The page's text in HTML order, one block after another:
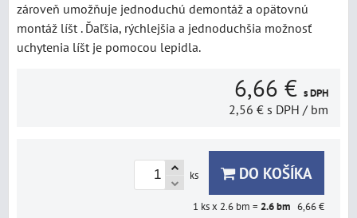
zároveň umožňuje jednoduchú demontáž a opätovnú
montáž líšt . Ďaľšia, rýchlejšia a jednoduchšia možnosť
uchytenia líšt je pomocou lepidla.
6,66 € s DPH
2,56 € s DPH / bm
ks DO KOŠÍKA
1 ks x 2.6 bm = 2.6bm 6,66 €